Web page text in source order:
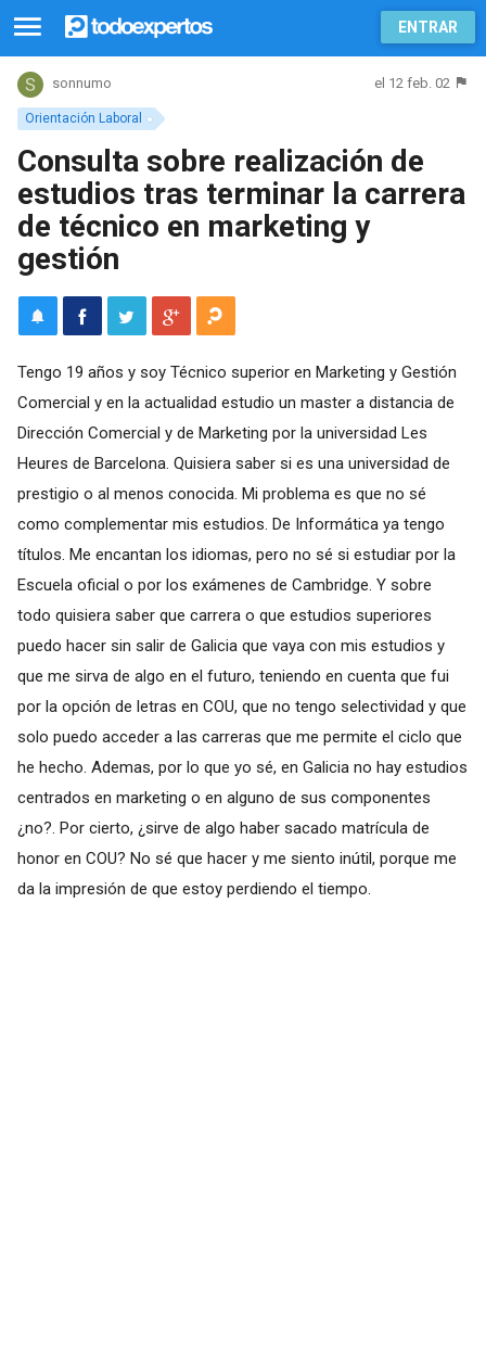
ENTRAR
Orientación Laboral
sonnumo el 12 feb. 02
Consulta sobre realización de
estudios tras terminar la carrera
de técnico en marketing y
gestión
Tengo 19 años y soy Técnico superior en Marketing y Gestión
Comercial y en la actualidad estudio un master a distancia de
Dirección Comercial y de Marketing por la universidad Les
Heures de Barcelona. Quisiera saber si es una universidad de
prestigio o al menos conocida. Mi problema es que no sé
como complementar mis estudios. De Informática ya tengo
títulos. Me encantan los idiomas, pero no sé si estudiar por la
Escuela oficial o por los exámenes de Cambridge. Y sobre
todo quisiera saber que carrera o que estudios superiores
puedo hacer sin salir de Galicia que vaya con mis estudios y
que me sirva de algo en el futuro, teniendo en cuenta que fui
por la opción de letras en COU, que no tengo selectividad y que
solo puedo acceder a las carreras que me permite el ciclo que
he hecho. Ademas, por lo que yo sé, en Galicia no hay estudios
centrados en marketing o en alguno de sus componentes
¿no?. Por cierto, ¿sirve de algo haber sacado matrícula de
honor en COU? No sé que hacer y me siento inútil, porque me
da la impresión de que estoy perdiendo el tiempo.